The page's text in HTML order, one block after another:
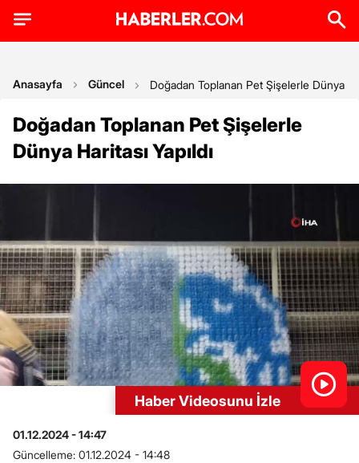
Anasayfa Güncel Doğadan Toplanan Pet Şişelerle Dünya
Doğadan Toplanan Pet Şişelerle
Dünya Haritası Yapıldı
Haber Videosunu İzle
01.12.2024 - 14:47
Güncelleme: 01.12.2024 - 14:48